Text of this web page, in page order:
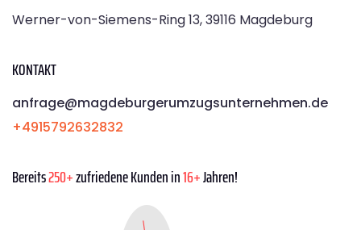
Werner-von-Siemens-Ring 13, 39116 Magdeburg
KONTAKT
anfrage@magdeburgerumzugsunternehmen.de
+4915792632832
Bereits250+zufriedene Kunden in16+Jahren!